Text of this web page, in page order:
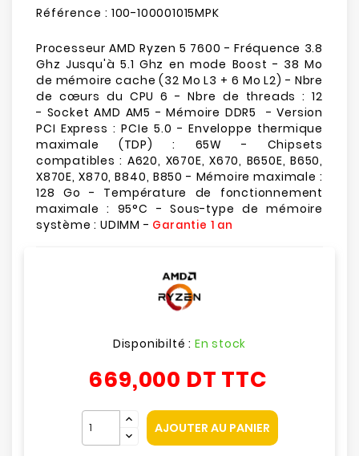
Référence : 100-100001015MPK
Processeur AMD Ryzen 5 7600 - Fréquence 3.8
Ghz Jusqu'à 5.1 Ghz en mode Boost - 38 Mo
de mémoire cache (32 Mo L3 + 6 Mo L2) - Nbre
de cœurs du CPU 6 - Nbre de threads : 12
- Socket AMD AM5 - Mémoire DDR5 - Version
PCI Express : PCIe 5.0 - Enveloppe thermique
maximale (TDP) : 65W - Chipsets
compatibles : A620, X670E, X670, B650E, B650,
X870E, X870, B840, B850 - Mémoire maximale :
128 Go - Température de fonctionnement
maximale : 95°C - Sous-type de mémoire
système : UDIMM - Garantie 1 an
Disponibilté : En stock
669,000 DT TTC
AJOUTER AU PANIER